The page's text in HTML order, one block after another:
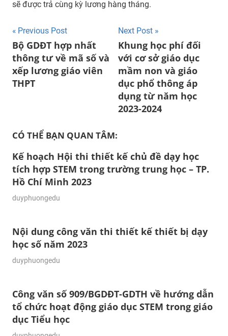
sẽ được trả cùng kỳ lương hàng tháng.
Post
navigation
Previous Post
Bộ GDĐT hợp nhất
thông tư về mã số và
xếp lương giáo viên
THPT
Next Post
Khung học phí đối
với cơ sở giáo dục
mầm non và giáo
dục phổ thông áp
dụng từ năm học
2023-2024
CÓ THỂ BẠN QUAN TÂM:
Kế hoạch Hội thi thiết kế chủ đề dạy học
tích hợp STEM trong trường trung học – TP.
Hồ Chí Minh 2023
27/10/2023
duyphuongedu
Nội dung công văn thi thiết kế thiết bị dạy
học số năm 2023
10/10/2023
duyphuongedu
Công văn số 909/BGDĐT-GDTH về hướng dẫn
tổ chức hoạt động giáo dục STEM trong giáo
dục Tiểu học